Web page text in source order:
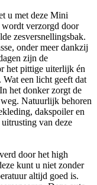
u met deze Mini
verzorgd door
zesversnellingsbak.
onder meer dankzij
zijn de
het pittige uiterlijk én
Wat een licht geeft dat
het donker zorgt de
Natuurlijk behoren
dakspoiler en
van deze
door het high
kunt u niet zonder
altijd goed is.